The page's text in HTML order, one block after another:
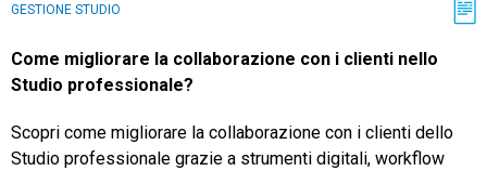
GESTIONE STUDIO
Come migliorare la collaborazione con i clienti nello
Studio professionale?
Scopri come migliorare la collaborazione con i clienti dello
Studio professionale grazie a strumenti digitali, workflow